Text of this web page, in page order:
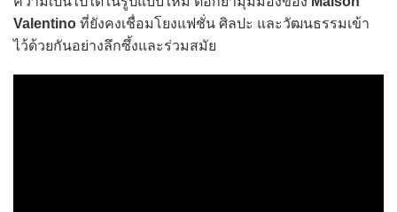
Valentino ที่ยังคงเชื่อมโยงแฟชั่น ศิลปะ และวัฒนธรรมเข้า
ไว้ด้วยกันอย่างลึกซึ้งและร่วมสมัย